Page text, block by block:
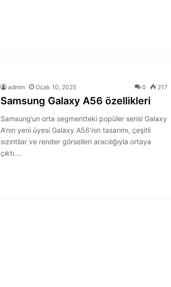
admin Ocak 10, 2025 0 217
Samsung Galaxy A56 özellikleri
Samsung’un orta segmentteki popüler serisi Galaxy
A’nın yeni üyesi Galaxy A56’nın tasarımı, çeşitli
sızıntılar ve render görselleri aracılığıyla ortaya
çıktı.…